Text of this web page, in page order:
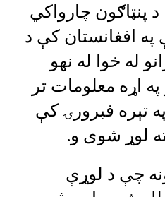
پنټاګون چارواکي
په افغانستان کې د
له خوا له نهو
اړه معلومات تر
تېره فبرورۍ کې
لوړ شوی و.
چې د لوړې